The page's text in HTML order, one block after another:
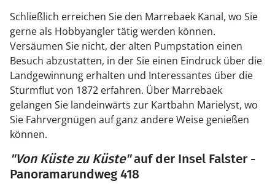
Schließlich erreichen Sie den Marrebaek Kanal, wo Sie
gerne als Hobbyangler tätig werden können.
Versäumen Sie nicht, der alten Pumpstation einen
Besuch abzustatten, in der Sie einen Eindruck über die
Landgewinnung erhalten und Interessantes über die
Sturmflut von 1872 erfahren. Über Marrebaek
gelangen Sie landeinwärts zur Kartbahn Marielyst, wo
Sie Fahrvergnügen auf ganz andere Weise genießen
können.
"Von Küste zu Küste"auf der Insel Falster -
Panoramarundweg 418